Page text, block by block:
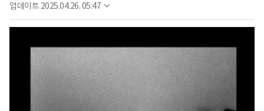
업데이트 2025.04.26. 05:47